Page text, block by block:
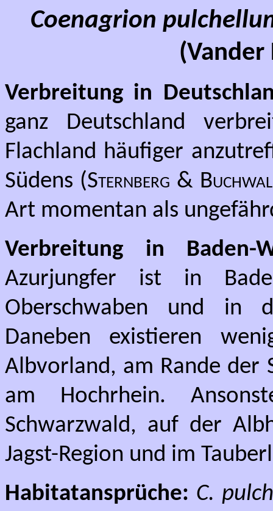
Coenagrion
(Vander
Verbreitung in
ganz Deutschland
Flachland häufiger
Südens (Sternberg &
Art momentan als
Verbreitung in Baden-
Azurjungfer ist in
Oberschwaben und in
Daneben existieren
Albvorland, am Rande der
am Hochrhein.
Schwarzwald, auf der
Jagst-Region und im
Habitatansprüche: C.